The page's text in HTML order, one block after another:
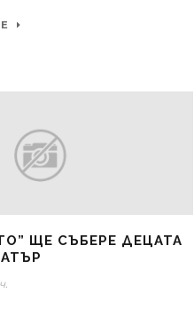
ЩЕ СЪБЕРЕ ДЕЦАТА